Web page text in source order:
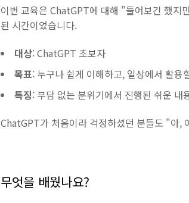
이번 교육은 ChatGPT에 대해 "들어보긴 했지
된 시간이었습니다.
대상: ChatGPT 초보자
목표: 누구나 쉽게 이해하고, 일상에서 활용
특징: 부담 없는 분위기에서 진행된 쉬운 내
ChatGPT가 처음이라 걱정하셨던 분들도 "아,
무엇을 배웠나요?